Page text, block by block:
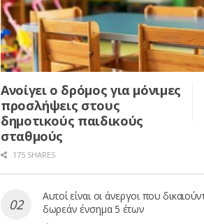
Ανοίγει ο δρόμος για μόνιμες
προσλήψεις στους
δημοτικούς παιδικούς
σταθμούς
175 SHARES
Αυτοί είναι οι άνεργοι που
δωρεάν ένσημα 5 έτων